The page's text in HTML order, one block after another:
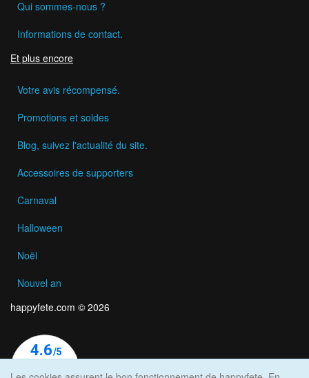
Qui sommes-nous ?
Informations de contact.
Et plus encore
Votre avis récompensé.
Promotions et soldes
Blog, suivez l'actualité du site.
Accessoires de supporters
Carnaval
Halloween
Noël
Nouvel an
happyfete.com © 2026